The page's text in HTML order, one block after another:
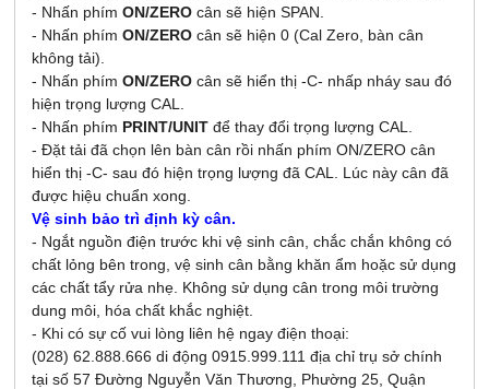
- Nhấn phímON/ZERO cân sẽ hiện SPAN.
- Nhấn phímON/ZERO cân sẽ hiện 0 (Cal Zero, bàn cân
không tải).
- Nhấn phímON/ZERO cân sẽ hiển thị -C- nhấp nháy sau đó
hiện trọng lượng CAL.
- Nhấn phím PRINT/UNIT để thay đổi trọng lượng CAL.
- Đặt tải đã chọn lên bàn cân rồi nhấn phím ON/ZERO cân
hiển thị -C- sau đó hiện trọng lượng đã CAL. Lúc này cân đã
được hiệu chuẩn xong.
Vệ sinh bảo trì định kỳ cân.
- Ngắt nguồn điện trước khi vệ sinh cân, chắc chắn không có
chất lỏng bên trong, vệ sinh cân bằng khăn ẩm hoặc sử dụng
các chất tẩy rửa nhẹ. Không sử dụng cân trong môi trường
dung môi, hóa chất khắc nghiệt.
- Khi có sự cố vui lòng liên hệ ngay điện thoại:
(028) 62.888.666 di động 0915.999.111 địa chỉ trụ sở chính
tại số 57 Đường Nguyễn Văn Thương, Phường 25, Quận